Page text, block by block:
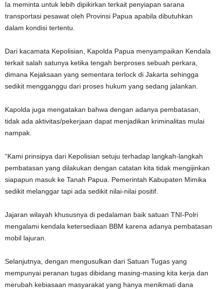
Ia meminta untuk lebih dipikirkan terkait penyiapan sarana
transportasi pesawat oleh Provinsi Papua apabila dibutuhkan
dalam kondisi tertentu.
Dari kacamata Kepolisian, Kapolda Papua menyampaikan Kendala
terkait salah satunya ketika tengah berproses sebuah perkara,
dimana Kejaksaan yang sementara terlock di Jakarta sehingga
sedikit mengganggu dari proses hukum yang sedang jalankan.
Kapolda juga mengatakan bahwa dengan adanya pembatasan,
tidak ada aktivitas/pekerjaan dapat menjadikan kriminalitas mulai
nampak.
“Kami prinsipya dari Kepolisian setuju terhadap langkah-langkah
pembatasan yang dilakukan dengan catatan kita tidak mengijinkan
siapapun masuk ke Tanah Papua. Pemerintah Kabupaten Mimika
sedikit melanggar tapi ada sedikit nilai-nilai positif.
Jajaran wilayah khususnya di pedalaman baik satuan TNI-Polri
mengalami kendala ketersediaan BBM karena adanya pembatasan
mobil lajuran.
Selanjutnya, dengan mengusulkan dari Satuan Tugas yang
mempunyai peranan tugas dibidang masing-masing kita kerja dan
merubah kebiasaan masyarakat yang hanya menikmati dana